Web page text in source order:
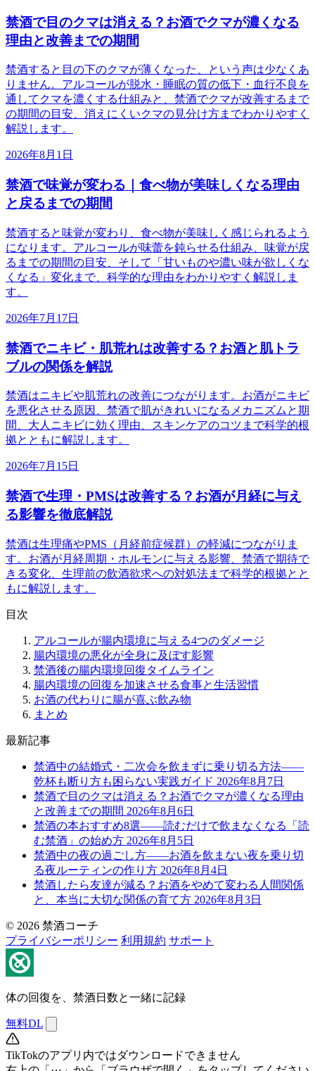
禁酒で目のクマは消える？お酒でクマが濃くなる
理由と改善までの期間
禁酒すると目の下のクマが薄くなった、という声は少なくあ
りません。アルコールが脱水・睡眠の質の低下・血行不良を
通してクマを濃くする仕組みと、禁酒でクマが改善するまで
の期間の目安、消えにくいクマの見分け方までわかりやすく
解説します。
2026年8月1日
禁酒で味覚が変わる｜食べ物が美味しくなる理由
と戻るまでの期間
禁酒すると味覚が変わり、食べ物が美味しく感じられるよう
になります。アルコールが味蕾を鈍らせる仕組み、味覚が戻
るまでの期間の目安、そして「甘いものや濃い味が欲しくな
くなる」変化まで、科学的な理由をわかりやすく解説しま
す。
2026年7月17日
禁酒でニキビ・肌荒れは改善する？お酒と肌トラ
ブルの関係を解説
禁酒はニキビや肌荒れの改善につながります。お酒がニキビ
を悪化させる原因、禁酒で肌がきれいになるメカニズムと期
間、大人ニキビに効く理由、スキンケアのコツまで科学的根
拠とともに解説します。
2026年7月15日
禁酒で生理・PMSは改善する？お酒が月経に与え
る影響を徹底解説
禁酒は生理痛やPMS（月経前症候群）の軽減につながりま
す。お酒が月経周期・ホルモンに与える影響、禁酒で期待で
きる変化、生理前の飲酒欲求への対処法まで科学的根拠とと
もに解説します。
目次
アルコールが腸内環境に与える4つのダメージ
腸内環境の悪化が全身に及ぼす影響
禁酒後の腸内環境回復タイムライン
腸内環境の回復を加速させる食事と生活習慣
お酒の代わりに腸が喜ぶ飲み物
まとめ
最新記事
禁酒中の結婚式・二次会を飲まずに乗り切る方法——
乾杯も断り方も困らない実践ガイド 2026年8月7日
禁酒で目のクマは消える？お酒でクマが濃くなる理由
と改善までの期間 2026年8月6日
禁酒の本おすすめ8選——読むだけで飲まなくなる「読
む禁酒」の始め方 2026年8月5日
禁酒中の夜の過ごし方——お酒を飲まない夜を乗り切
る夜ルーティンの作り方 2026年8月4日
禁酒したら友達が減る？お酒をやめて変わる人間関係
と、本当に大切な関係の育て方 2026年8月3日
© 2026 禁酒コーチ
プライバシーポリシー 利用規約 サポート
体の回復を、禁酒日数と一緒に記録
無料DL
TikTokのアプリ内ではダウンロードできません